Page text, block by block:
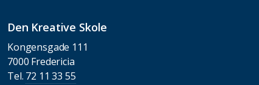
Den Kreative Skole
Kongensgade 111
7000 Fredericia
Tel. 72 11 33 55